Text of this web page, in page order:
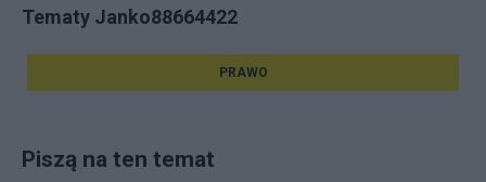
Tematy Janko88664422
PRAWO
Piszą na ten temat